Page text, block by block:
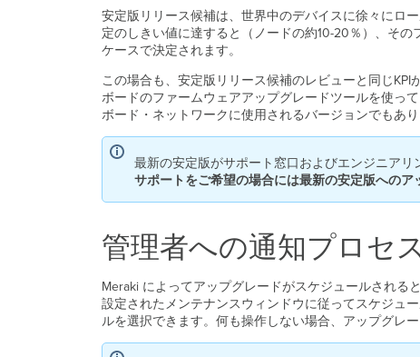
安定版リリース候補は、世界中のデバイスに徐々にロ
定のしきい値に達すると（ノードの約10-20％）、そ
ケースで決定されます。
この場合も、安定版リリース候補のレビューと同じ
ボードのファームウェアアップグレードツールを使っ
ボード・ネットワークに使用されるバージョンでもあり
最新の安定版がサポート窓口およびエンジニア
サポートをご希望の場合には最新の安定版へのア
管理者への通知プロセ
Meraki によってアップグレードがスケジュールされる
設定されたメンテナンスウィンドウに従ってスケジュ
ルを選択できます。何も操作しない場合、アップグレ